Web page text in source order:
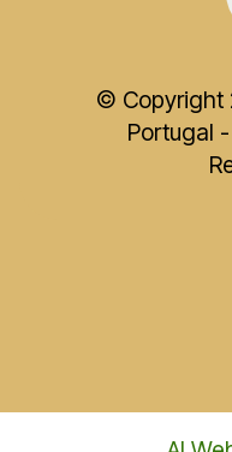
© Copyright
Portugal